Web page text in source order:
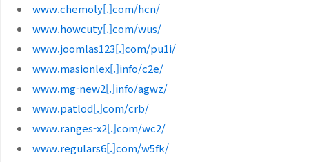
www.chemoly[.]com/hcn/
www.howcuty[.]com/wus/
www.joomlas123[.]com/pu1i/
www.masionlex[.]info/c2e/
www.mg-new2[.]info/agwz/
www.patlod[.]com/crb/
www.ranges-x2[.]com/wc2/
www.regulars6[.]com/w5fk/